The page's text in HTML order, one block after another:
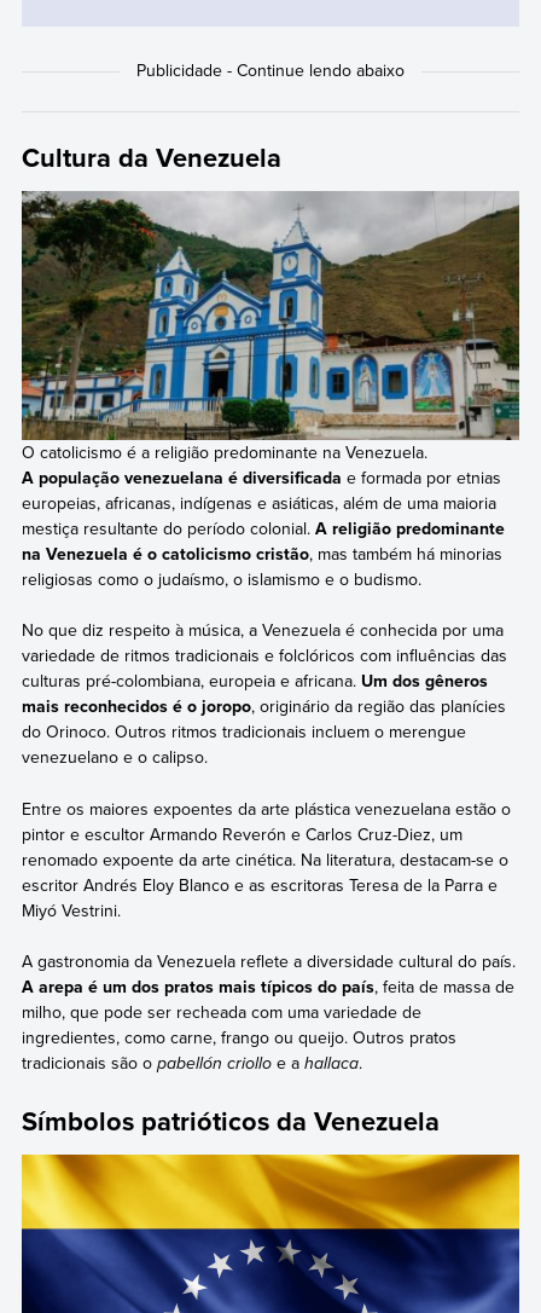
Cultura da Venezuela
O catolicismo é a religião predominante na Venezuela.
A população venezuelana é diversificada e formada por etnias
europeias, africanas, indígenas e asiáticas, além de uma maioria
mestiça resultante do período colonial. A religião predominante
na Venezuela é o catolicismo cristão, mas também há minorias
religiosas como o judaísmo, o islamismo e o budismo.
No que diz respeito à música, a Venezuela é conhecida por uma
variedade de ritmos tradicionais e folclóricos com influências das
culturas pré-colombiana, europeia e africana. Um dos gêneros
mais reconhecidos é o joropo, originário da região das planícies
do Orinoco. Outros ritmos tradicionais incluem o merengue
venezuelano e o calipso.
Entre os maiores expoentes da arte plástica venezuelana estão o
pintor e escultor Armando Reverón e Carlos Cruz-Diez, um
renomado expoente da arte cinética. Na literatura, destacam-se o
escritor Andrés Eloy Blanco e as escritoras Teresa de la Parra e
Miyó Vestrini.
A gastronomia da Venezuela reflete a diversidade cultural do país.
A arepa é um dos pratos mais típicos do país, feita de massa de
milho, que pode ser recheada com uma variedade de
ingredientes, como carne, frango ou queijo. Outros pratos
tradicionais são o pabellón criolloe ahallaca.
Símbolos patrióticos da Venezuela